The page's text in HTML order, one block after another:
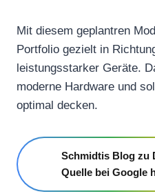
Mit diesem geplantren
Portfolio gezielt in
leistungsstarker Geräte.
moderne Hardware und
optimal decken.
Schmidtis Blog zu
Quelle bei Google